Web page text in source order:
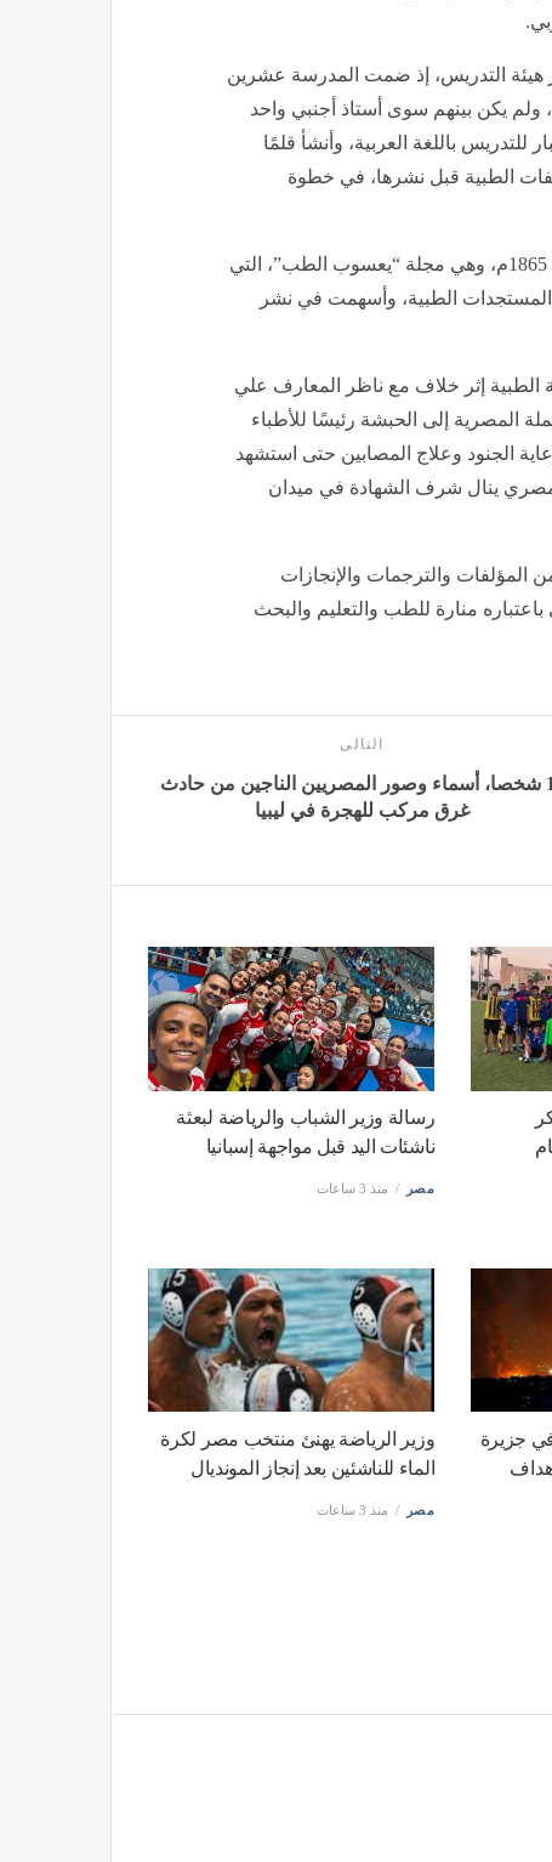
هيئة التدريس، إذ ضمت المدرسة عشرين
ولم يكن بينهم سوى أستاذ أجنبي واحد
للتدريس باللغة العربية، وأنشأ قلمًا
الطبية قبل نشرها، في خطوة
ويُنسب إليه كذلك إصدار أول مجلة طبية باللغة العربية عام 1865م، وهي مجلة “يعسوب الطب”، التي
الطبية، وأسهمت في نشر
الطبية إثر خلاف مع ناظر المعارف علي
المصرية إلى الحبشة رئيسًا للأطباء
الجنود وعلاج المصابين حتى استشهد
كأول طبيب مصري ينال شرف الشهادة في ميدان
المؤلفات والترجمات والإنجازات
منارة للطب والتعليم والبحث
التالى
15 شخصا، أسماء وصور المصريين الناجين من حادث
غرق مركب للهجرة في ليبيا
رسالة وزير الشباب والرياضة لبعثة
ناشئات اليد قبل مواجهة إسبانيا
مصر منذ 3 ساعات
في جزيرة
وزير الرياضة يهنئ منتخب مصر لكرة
الماء للناشئين بعد إنجاز المونديال
مصر منذ 3 ساعات